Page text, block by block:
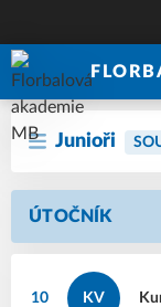
Junioři
ÚTOČNÍK
10 KV